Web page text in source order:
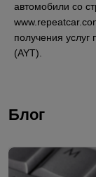
автомобили со
получения
(AYT).
Блог